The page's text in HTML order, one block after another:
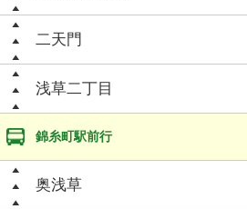
二天門
浅草二丁目
錦糸町駅前行
奥浅草